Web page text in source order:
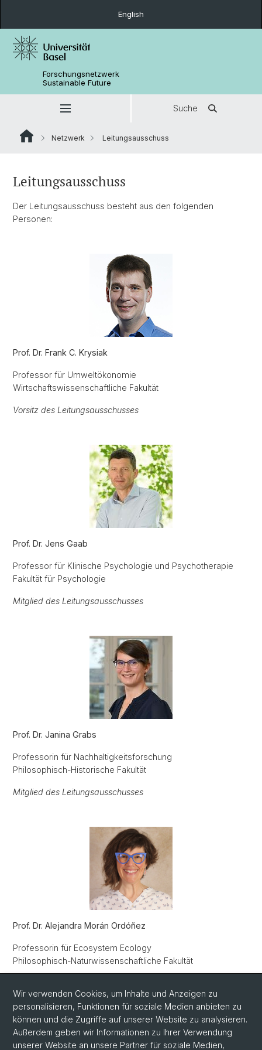
English
Forschungsnetzwerk
Sustainable Future
Suche
Netzwerk Leitungsausschuss
Leitungsausschuss
Der Leitungsausschuss besteht aus den folgenden
Personen:
Prof. Dr. Frank C. Krysiak
Professor für Umweltökonomie
Wirtschaftswissenschaftliche Fakultät
Vorsitz des Leitungsausschusses
Prof. Dr. Jens Gaab
Professor für Klinische Psychologie und Psychotherapie
Fakultät für Psychologie
Mitglied des Leitungsausschusses
Prof. Dr. Janina Grabs
Professorin für Nachhaltigkeitsforschung
Philosophisch-Historische Fakultät
Mitglied des Leitungsausschusses
Prof. Dr. Alejandra Morán Ordóñez
Professorin für Ecosystem Ecology
Philosophisch-Naturwissenschaftliche Fakultät
Wir verwenden Cookies, um Inhalte und Anzeigen zu
personalisieren, Funktionen für soziale Medien anbieten zu
können und die Zugriffe auf unserer Website zu analysieren.
Außerdem geben wir Informationen zu Ihrer Verwendung
unserer Website an unsere Partner für soziale Medien,